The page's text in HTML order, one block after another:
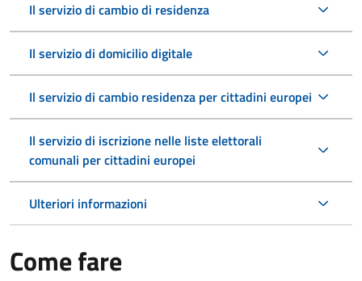
Il servizio di cambio di residenza
Il servizio di domicilio digitale
Il servizio di cambio residenza per cittadini europei
Il servizio di iscrizione nelle liste elettorali
comunali per cittadini europei
Ulteriori informazioni
Come fare